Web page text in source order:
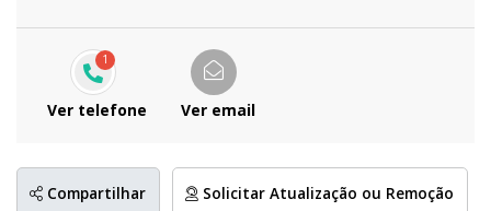
1
Ver telefone Ver email
Compartilhar Solicitar Atualização ou Remoção